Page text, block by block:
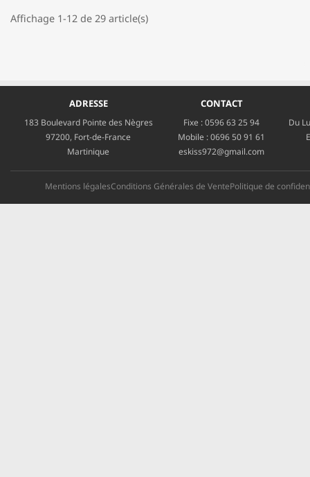
Affichage 1-12 de 29 article(s)
ADRESSE
183 Boulevard Pointe des Nègres
97200, Fort-de-France
Martinique
CONTACT
Fixe :0596 63 25 94
Mobile :0696 50 91 61
eskiss972@gmail.com
Du
Mentions légalesConditions Générales de VentePolitique de